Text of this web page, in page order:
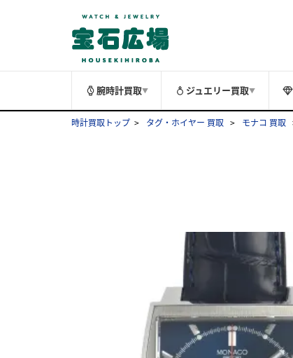
腕時計買取▼ ジュエリー買取▼
時計買取トップ タグ・ホイヤー 買取 モナコ 買取